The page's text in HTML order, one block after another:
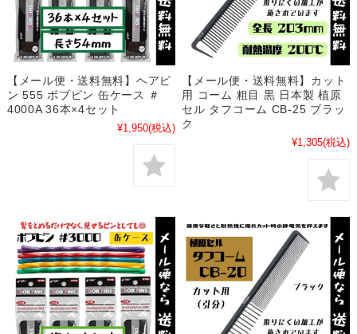
【メール便・送料無料】ヘアピ
ン 555 ボブピン 缶ケース ＃
4000A 36本×4セット
¥1,950(税込)
【メール便・送料無料】カット
用 コーム 粗目 黒 日本製 植原
セル タフコーム CB-25 ブラッ
ク
¥1,305(税込)